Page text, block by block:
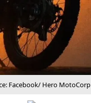
Facebook/ Hero MotoCorp